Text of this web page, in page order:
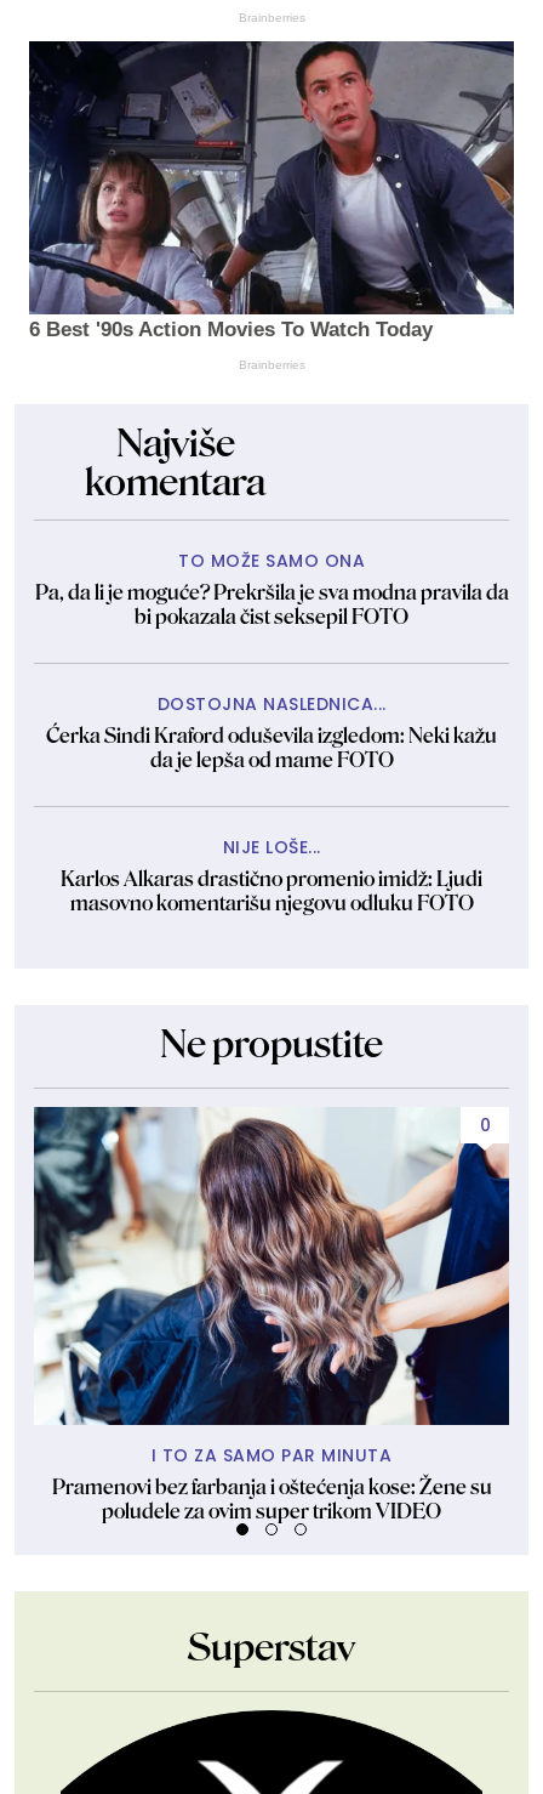
Brainberries
6 Best '90s Action Movies To Watch Today
Brainberries
Najviše
komentara
TO MOŽE SAMO ONA
Pa, da li je moguće? Prekršila je sva modna pravila da
bi pokazala čist seksepil FOTO
DOSTOJNA NASLEDNICA...
Ćerka Sindi Kraford oduševila izgledom: Neki kažu
da je lepša od mame FOTO
NIJE LOŠE...
Karlos Alkaras drastično promenio imidž: Ljudi
masovno komentarišu njegovu odluku FOTO
Ne propustite
0
I TO ZA SAMO PAR MINUTA
Pramenovi bez farbanja i oštećenja kose: Žene su
poludele za ovim super trikom VIDEO
Superstav